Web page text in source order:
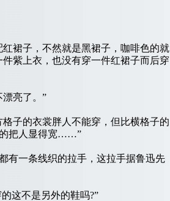
裙子，不然就是黑裙子，咖啡色的就
紫上衣，也没有穿一件红裙子而后穿
亮了。”
子的衣裳胖人不能穿，但比横格子的
的把人显得宽……”
一条线织的拉手，这拉手据鲁迅先
这不是另外的鞋吗?”